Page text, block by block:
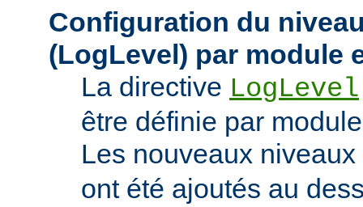
Configuration du
(LogLevel) par module
La directive LogLevel
être définie par
Les nouveaux niveaux
ont été ajoutés au